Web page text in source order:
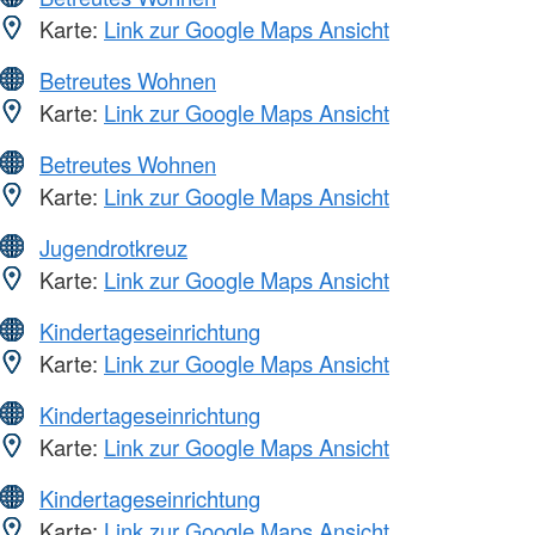
Karte: Link zur Google Maps Ansicht
Betreutes Wohnen
Karte: Link zur Google Maps Ansicht
Betreutes Wohnen
Karte: Link zur Google Maps Ansicht
Jugendrotkreuz
Karte: Link zur Google Maps Ansicht
Kindertageseinrichtung
Karte: Link zur Google Maps Ansicht
Kindertageseinrichtung
Karte: Link zur Google Maps Ansicht
Kindertageseinrichtung